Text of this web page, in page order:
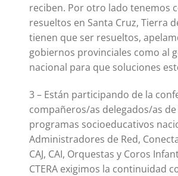
reciben. Por otro lado tenemos
resueltos en Santa Cruz, Tierra
tienen que ser resueltos,
gobiernos provinciales como al
nacional para que soluciones
3 – Están participando de la
compañeros/as delegados/as de
programas socioeducativos
Administradores de Red,
CAJ, CAI, Orquestas y Coros
CTERA exigimos la continuidad